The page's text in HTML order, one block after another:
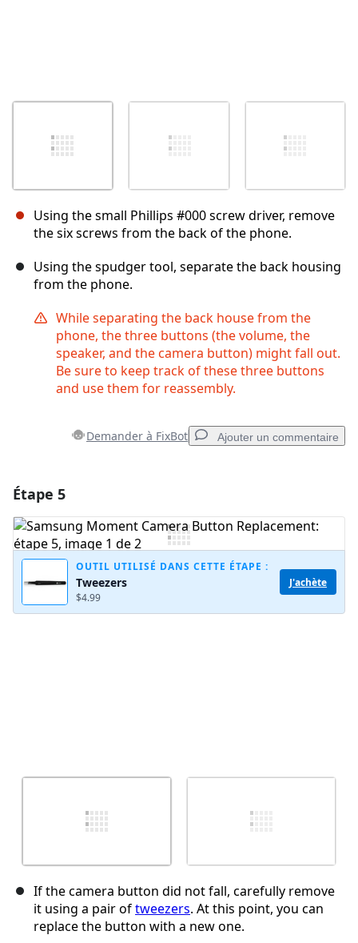
Using the small Phillips #000 screw driver, remove
the six screws from the back of the phone.
Using the spudger tool, separate the back housing
from the phone.
While separating the back house from the
phone, the three buttons (the volume, the
speaker, and the camera button) might fall out.
Be sure to keep track of these three buttons
and use them for reassembly.
Demander à FixBot Ajouter un commentaire
Ajouter un commentaire
Étape 5
OUTIL UTILISÉ DANS CETTE ÉTAPE :
Tweezers
$4.99
J'achète
If the camera button did not fall, carefully remove
it using a pair oftweezers. At this point, you can
replace the button with a new one.